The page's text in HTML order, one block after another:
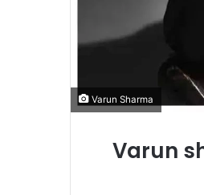
Varun Sharma
Varun